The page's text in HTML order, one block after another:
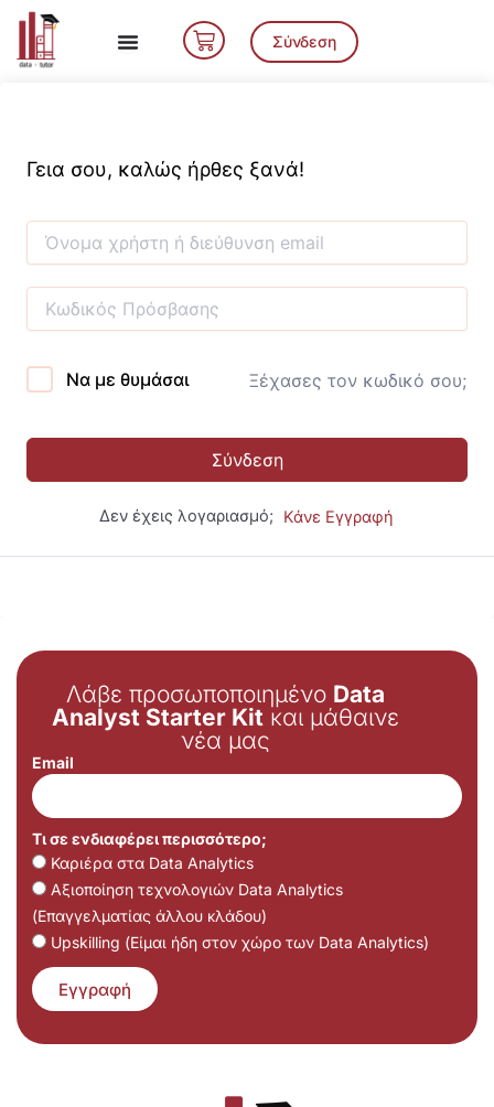
Μετάβαση
περιεχόμενο
Cart Σύνδεση
Γεια σου, καλώς ήρθες ξανά!
Να με θυμάσαι Ξέχασες τον κωδικό σου;
Σύνδεση
Δεν έχεις λογαριασμό; Κάνε Εγγραφή
Λάβε προσωποποιημένο Data
Analyst Starter Kit και μάθαινε
νέα μας
Email
Τι σε ενδιαφέρει περισσότερο;
Καριέρα στα Data Analytics
Αξιοποίηση τεχνολογιών Data Analytics
(Επαγγελματίας άλλου κλάδου)
Upskilling (Είμαι ήδη στον χώρο των Data Analytics)
Εγγραφή